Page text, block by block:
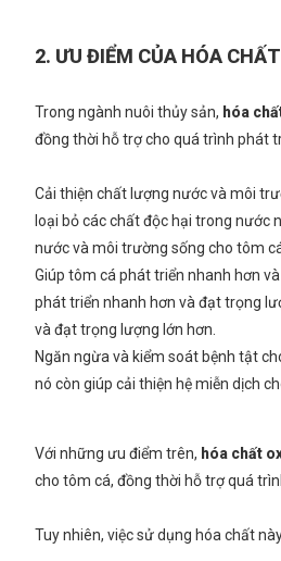
2. ƯU ĐIỂM CỦA HÓA
Trong ngành nuôi thủy sản, hóa
đồng thời hỗ trợ cho quá trình phát
Cải thiện chất lượng nước và môi
loại bỏ các chất độc hại trong
nước và môi trường sống cho tôm
Giúp tôm cá phát triển nhanh hơn
phát triển nhanh hơn và đạt trọng
và đạt trọng lượng lớn hơn.
Ngăn ngừa và kiểm soát bệnh tật
nó còn giúp cải thiện hệ miễn dịch
Với những ưu điểm trên, hóa chất
cho tôm cá, đồng thời hỗ trợ quá
Tuy nhiên, việc sử dụng hóa chất